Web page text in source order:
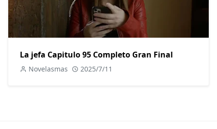
La jefa Capitulo 95 Completo Gran Final
Novelasmas 2025/7/11